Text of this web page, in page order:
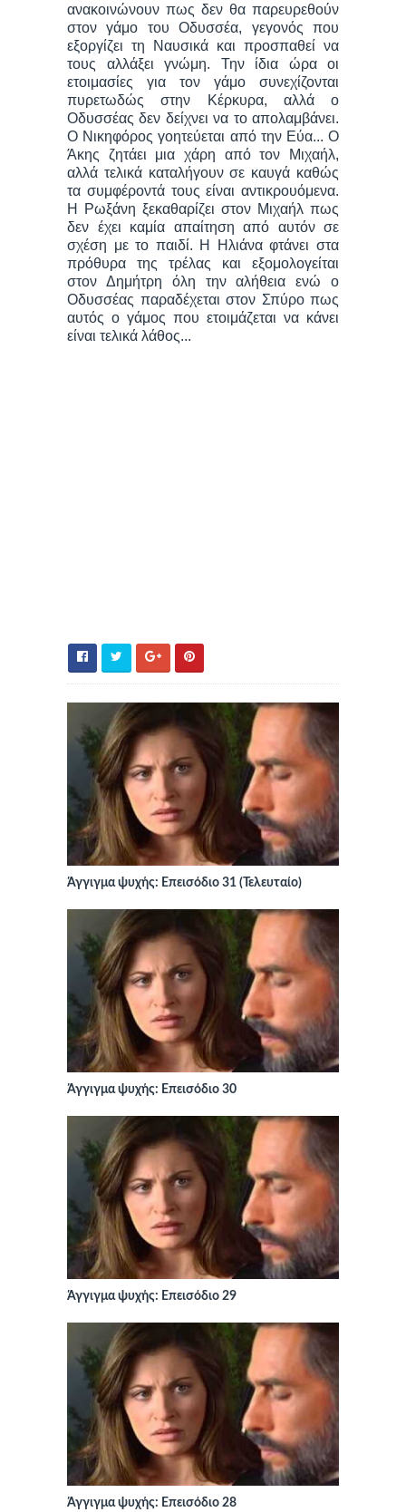
ανακοινώνουν πως δεν θα παρευρεθούν
στον γάμο του Οδυσσέα, γεγονός που
εξοργίζει τη Ναυσικά και προσπαθεί να
τους αλλάξει γνώμη. Την ίδια ώρα οι
ετοιμασίες για τον γάμο συνεχίζονται
πυρετωδώς στην Κέρκυρα, αλλά ο
Οδυσσέας δεν δείχνει να το απολαμβάνει.
Ο Νικηφόρος γοητεύεται από την Εύα... Ο
Άκης ζητάει μια χάρη από τον Μιχαήλ,
αλλά τελικά καταλήγουν σε καυγά καθώς
τα συμφέροντά τους είναι αντικρουόμενα.
Η Ρωξάνη ξεκαθαρίζει στον Μιχαήλ πως
δεν έχει καμία απαίτηση από αυτόν σε
σχέση με το παιδί. Η Ηλιάνα φτάνει στα
πρόθυρα της τρέλας και εξομολογείται
στον Δημήτρη όλη την αλήθεια ενώ ο
Οδυσσέας παραδέχεται στον Σπύρο πως
αυτός ο γάμος που ετοιμάζεται να κάνει
είναι τελικά λάθος...
Άγγιγμα ψυχής: Επεισόδιο 31 (Τελευταίο)
Άγγιγμα ψυχής: Επεισόδιο 30
Άγγιγμα ψυχής: Επεισόδιο 29
Άγγιγμα ψυχής: Επεισόδιο 28